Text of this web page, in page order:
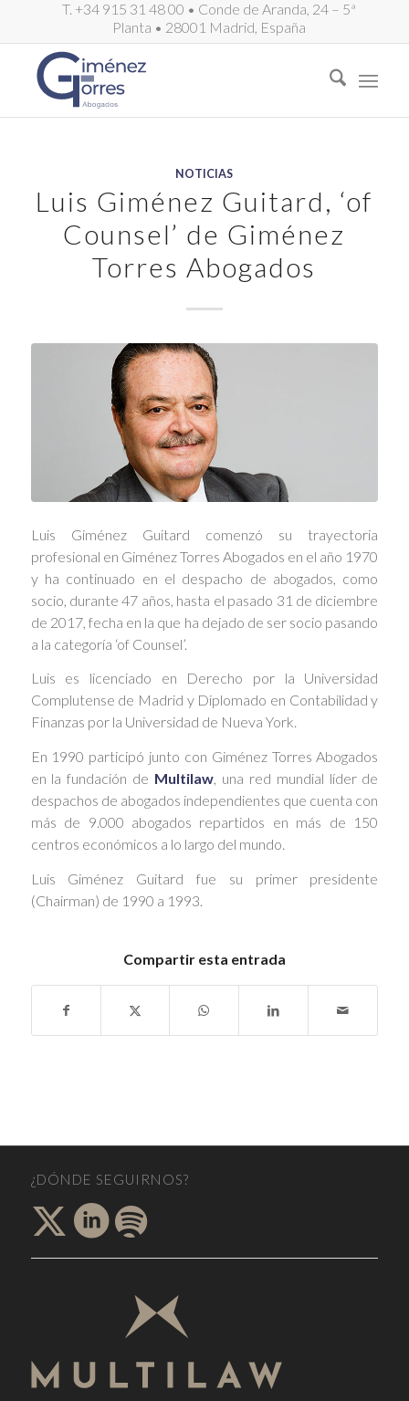
T. +34 915 31 48 00 • Conde de Aranda, 24 – 5ª
Planta • 28001 Madrid, España
NOTICIAS
Luis Giménez Guitard, ‘of
Counsel’ de Giménez
Torres Abogados
Luis Giménez Guitard comenzó su trayectoria
profesional en Giménez Torres Abogados en el año 1970
y ha continuado en el despacho de abogados, como
socio, durante 47 años, hasta el pasado 31 de diciembre
de 2017, fecha en la que ha dejado de ser socio pasando
a la categoría ‘of Counsel’.
Luis es licenciado en Derecho por la Universidad
Complutense de Madrid y Diplomado en Contabilidad y
Finanzas por la Universidad de Nueva York.
En 1990 participó junto con Giménez Torres Abogados
en la fundación de Multilaw, una red mundial líder de
despachos de abogados independientes que cuenta con
más de 9.000 abogados repartidos en más de 150
centros económicos a lo largo del mundo.
Luis Giménez Guitard fue su primer presidente
(Chairman) de 1990 a 1993.
Compartir esta entrada
¿DÓNDE SEGUIRNOS?